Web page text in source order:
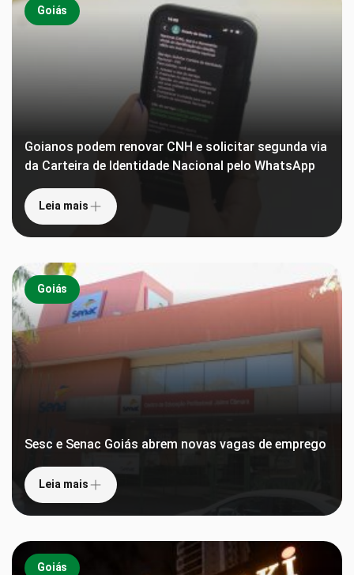
Goiás
Goianos podem renovar CNH e solicitar segunda via
da Carteira de Identidade Nacional pelo WhatsApp
Leia mais
Goiás
Sesc e Senac Goiás abrem novas vagas de emprego
Leia mais
Goiás